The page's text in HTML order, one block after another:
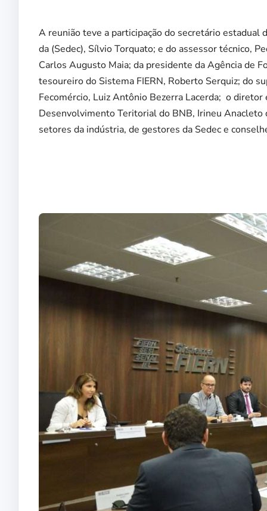
A reunião teve a participação do secretário estadual
da (Sedec), Sílvio Torquato; e do assessor técnico,
Carlos Augusto Maia; da presidente da Agência de
tesoureiro do Sistema FIERN, Roberto Serquiz; do
Fecomércio, Luiz Antônio Bezerra Lacerda; o
Desenvolvimento Teritorial do BNB, Irineu
setores da indústria, de gestores da Sedec e